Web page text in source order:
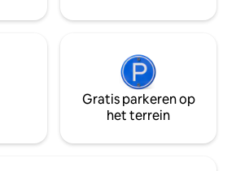
Gratis parkeren op
het terrein